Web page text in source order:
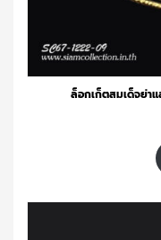
ล็อกเก็ตสมเด็จย่า